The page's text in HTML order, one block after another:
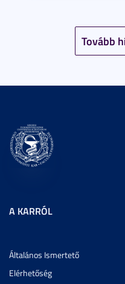
Tovább
A KARRÓL
Általános Ismertető
Elérhetőség